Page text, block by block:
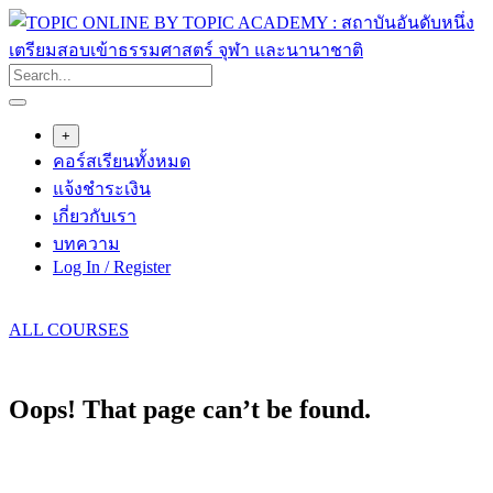
Skip
content
+
คอร์สเรียนทั้งหมด
แจ้งชำระเงิน
เกี่ยวกับเรา
บทความ
Log In / Register
ALL COURSES
Oops! That page can’t be found.